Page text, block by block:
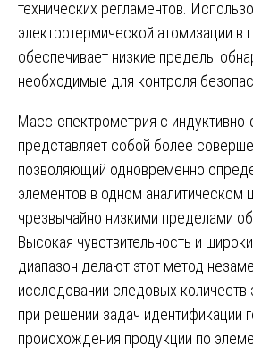
технических регламентов.
электротермической атомизации в
обеспечивает низкие пределы
необходимые для контроля
Масс-спектрометрия с
представляет собой более
позволяющий одновременно
элементов в одном аналитическом
чрезвычайно низкими пределами
Высокая чувствительность и
диапазон делают этот метод
исследовании следовых количеств
при решении задач идентификации
происхождения продукции по